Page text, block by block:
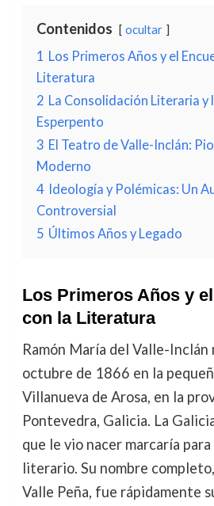
Contenidos ocultar
1 Los Primeros Años y el
Literatura
2 La Consolidación Literaria y
Esperpento
3 El Teatro de Valle-Inclán:
Moderno
4 Ideología y Polémicas: Un
Controversial
5 Últimos Años y Legado
Los Primeros Años y
con la Literatura
Ramón María del Valle-Inclán
octubre de 1866 en la
Villanueva de Arosa, en la
Pontevedra, Galicia. La
que le vio nacer marcaría
literario. Su nombre
Valle Peña, fue rápidamente